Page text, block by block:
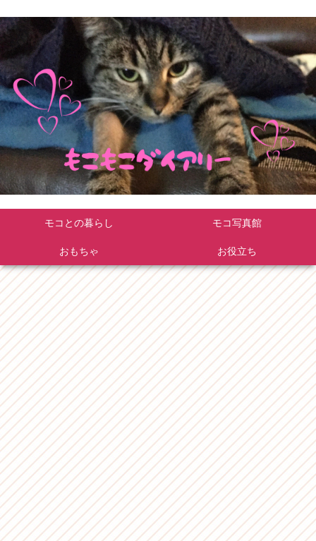
モコとの暮らし モコ写真館
おもちゃ お役立ち